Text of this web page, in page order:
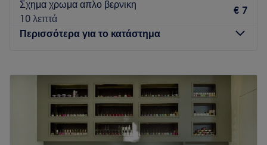
Σχημα χρωμα απλο βερνικη
10 λεπτά
€ 7
Περισσότερα για το κατάστημα
09:00– 23:00
Τετάρτη
09:00–23:00
Πέμπτη
09:00–23:00
Παρασκευή
09:00–23:00
Σάββατο
09:00–23:00